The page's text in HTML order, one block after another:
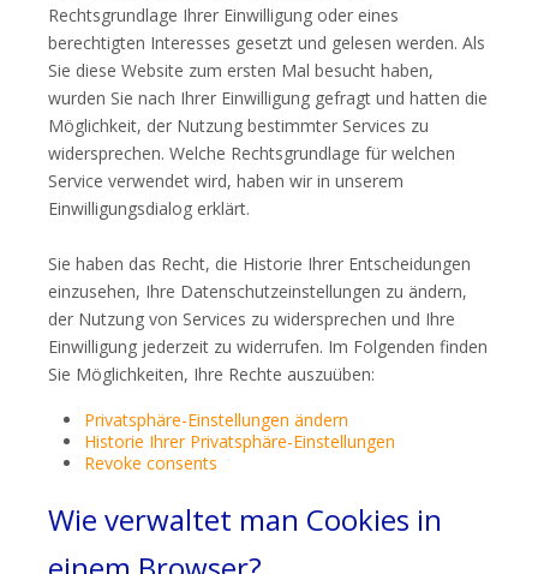
Rechtsgrundlage Ihrer Einwilligung oder eines
berechtigten Interesses gesetzt und gelesen werden. Als
Sie diese Website zum ersten Mal besucht haben,
wurden Sie nach Ihrer Einwilligung gefragt und hatten die
Möglichkeit, der Nutzung bestimmter Services zu
widersprechen. Welche Rechtsgrundlage für welchen
Service verwendet wird, haben wir in unserem
Einwilligungsdialog erklärt.
Sie haben das Recht, die Historie Ihrer Entscheidungen
einzusehen, Ihre Datenschutzeinstellungen zu ändern,
der Nutzung von Services zu widersprechen und Ihre
Einwilligung jederzeit zu widerrufen. Im Folgenden finden
Sie Möglichkeiten, Ihre Rechte auszuüben:
Privatsphäre-Einstellungen ändern
Historie Ihrer Privatsphäre-Einstellungen
Revoke consents
Wie verwaltet man Cookies in